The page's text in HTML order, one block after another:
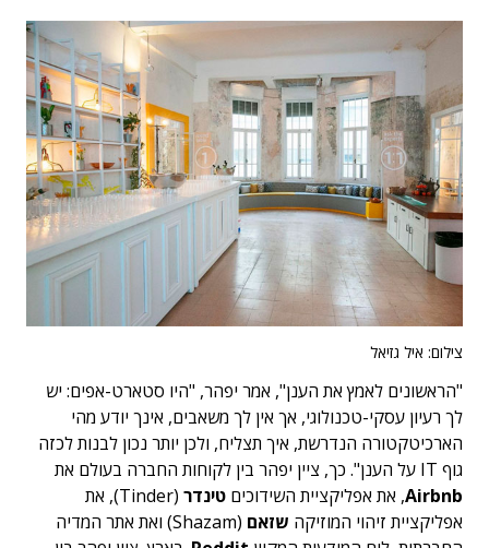
צילום: איל גזיאל
"הראשונים לאמץ את הענן", אמר יפהר, "היו סטארט-אפים: יש
לך רעיון עסקי-טכנולוגי, אך אין לך משאבים, אינך יודע מהי
הארכיטקטורה הנדרשת, איך תצליח, ולכן יותר נכון לבנות לכזה
גוף IT על הענן". כך, ציין יפהר בין לקוחות החברה בעולם את
Airbnb, את אפליקציית השידוכים טינדר
(Tinder), את
אפליקציית זיהוי המוזיקה שזאם
(Shazam) ואת אתר המדיה